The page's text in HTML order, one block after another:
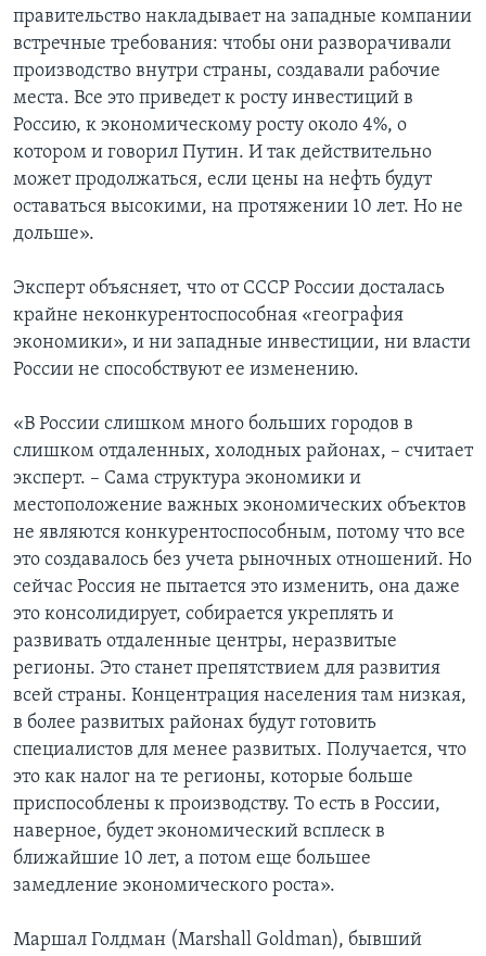
правительство накладывает на западные компании
встречные требования: чтобы они разворачивали
производство внутри страны, создавали рабочие
места. Все это приведет к росту инвестиций в
Россию, к экономическому росту около 4%, о
котором и говорил Путин. И так действительно
может продолжаться, если цены на нефть будут
оставаться высокими, на протяжении 10 лет. Но не
дольше».
Эксперт объясняет, что от СССР России досталась
крайне неконкурентоспособная «география
экономики», и ни западные инвестиции, ни власти
России не способствуют ее изменению.
«В России слишком много больших городов в
слишком отдаленных, холодных районах, – считает
эксперт. – Сама структура экономики и
местоположение важных экономических объектов
не являются конкурентоспособным, потому что все
это создавалось без учета рыночных отношений. Но
сейчас Россия не пытается это изменить, она даже
это консолидирует, собирается укреплять и
развивать отдаленные центры, неразвитые
регионы. Это станет препятствием для развития
всей страны. Концентрация населения там низкая,
в более развитых районах будут готовить
специалистов для менее развитых. Получается, что
это как налог на те регионы, которые больше
приспособлены к производству. То есть в России,
наверное, будет экономический всплеск в
ближайшие 10 лет, а потом еще большее
замедление экономического роста».
Маршал Голдман (Marshall Goldman), бывший